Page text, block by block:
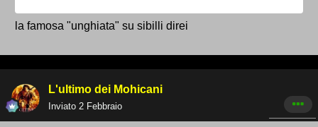
la famosa "unghiata" su sibilli direi
L'ultimo dei Mohicani
Inviato 2 Febbraio